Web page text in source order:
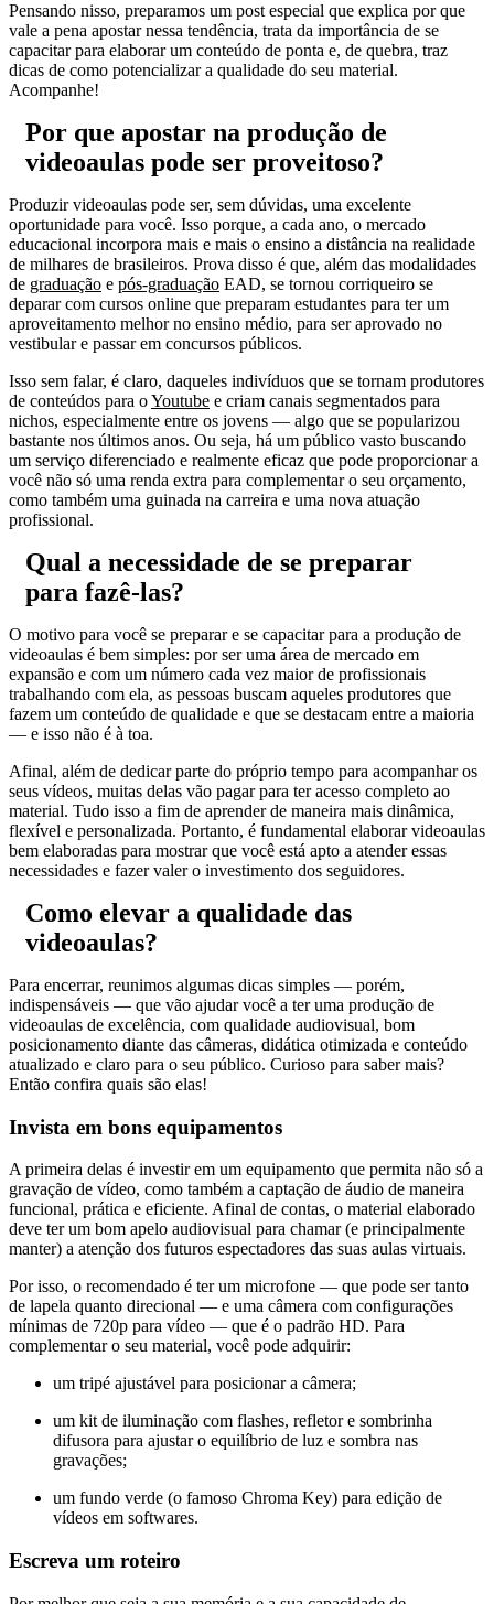
Pensando nisso, preparamos um post especial que explica por que
vale a pena apostar nessa tendência, trata da importância de se
capacitar para elaborar um conteúdo de ponta e, de quebra, traz
dicas de como potencializar a qualidade do seu material.
Acompanhe!
Por que apostar na produção de
videoaulas pode ser proveitoso?
Produzir videoaulas pode ser, sem dúvidas, uma excelente
oportunidade para você. Isso porque, a cada ano, o mercado
educacional incorpora mais e mais o ensino a distância na realidade
de milhares de brasileiros. Prova disso é que, além das modalidades
de graduação e pós-graduação EAD, se tornou corriqueiro se
deparar com cursos online que preparam estudantes para ter um
aproveitamento melhor no ensino médio, para ser aprovado no
vestibular e passar em concursos públicos.
Isso sem falar, é claro, daqueles indivíduos que se tornam produtores
de conteúdos para oYoutube e criam canais segmentados para
nichos, especialmente entre os jovens — algo que se popularizou
bastante nos últimos anos. Ou seja, há um público vasto buscando
um serviço diferenciado e realmente eficaz que pode proporcionar a
você não só uma renda extra para complementar o seu orçamento,
como também uma guinada na carreira e uma nova atuação
profissional.
Qual a necessidade de se preparar
para fazê-las?
O motivo para você se preparar e se capacitar para a produção de
videoaulas é bem simples: por ser uma área de mercado em
expansão e com um número cada vez maior de profissionais
trabalhando com ela, as pessoas buscam aqueles produtores que
fazem um conteúdo de qualidade e que se destacam entre a maioria
— e isso não é à toa.
Afinal, além de dedicar parte do próprio tempo para acompanhar os
seus vídeos, muitas delas vão pagar para ter acesso completo ao
material. Tudo isso a fim de aprender de maneira mais dinâmica,
flexível e personalizada. Portanto, é fundamental elaborar videoaulas
bem elaboradas para mostrar que você está apto a atender essas
necessidades e fazer valer o investimento dos seguidores.
Como elevar a qualidade das
videoaulas?
Para encerrar, reunimos algumas dicas simples — porém,
indispensáveis — que vão ajudar você a ter uma produção de
videoaulas de excelência, com qualidade audiovisual, bom
posicionamento diante das câmeras, didática otimizada e conteúdo
atualizado e claro para o seu público. Curioso para saber mais?
Então confira quais são elas!
Invista em bons equipamentos
A primeira delas é investir em um equipamento que permita não só a
gravação de vídeo, como também a captação de áudio de maneira
funcional, prática e eficiente. Afinal de contas, o material elaborado
deve ter um bom apelo audiovisual para chamar (e principalmente
manter) a atenção dos futuros espectadores das suas aulas virtuais.
Por isso, o recomendado é ter um microfone — que pode ser tanto
de lapela quanto direcional — e uma câmera com configurações
mínimas de 720p para vídeo — que é o padrão HD. Para
complementar o seu material, você pode adquirir:
um tripé ajustável para posicionar a câmera;
um kit de iluminação com flashes, refletor e sombrinha
difusora para ajustar o equilíbrio de luz e sombra nas
gravações;
um fundo verde (o famoso Chroma Key) para edição de
vídeos em softwares.
Escreva um roteiro